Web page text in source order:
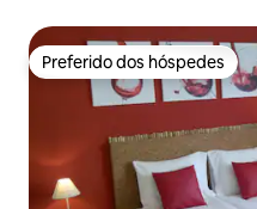
Preferido dos hóspedes
Preferido dos hóspedes